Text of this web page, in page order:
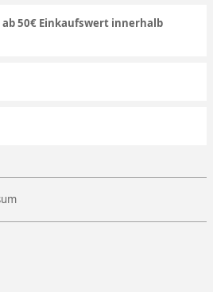
50€ Einkaufswert innerhalb